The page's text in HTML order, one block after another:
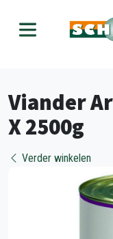
Viander
X 2500g
Verder winkelen